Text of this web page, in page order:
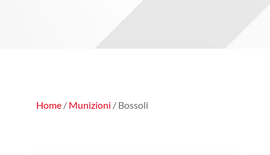
Home/ Munizioni / Bossoli